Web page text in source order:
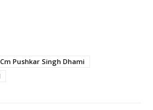
Cm Pushkar Singh Dhami